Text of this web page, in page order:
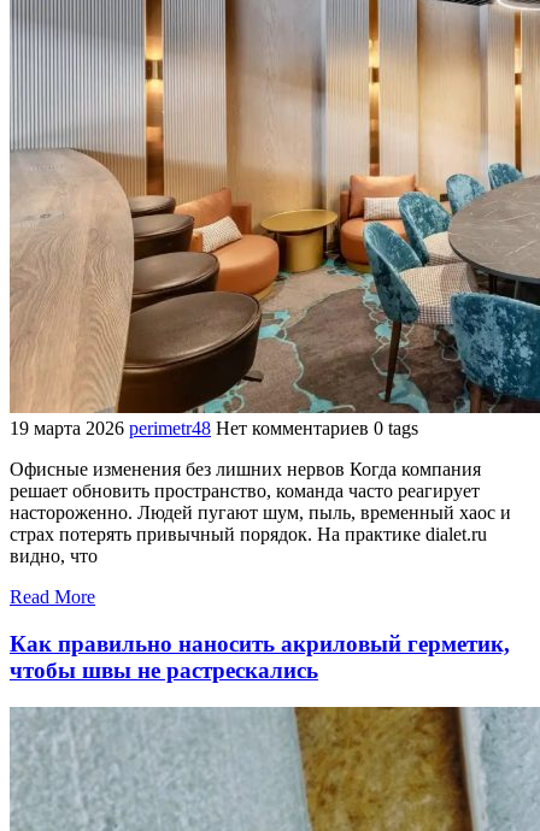
19 марта 2026 perimetr48 Нет комментариев 0 tags
Офисные изменения без лишних нервов Когда компания
решает обновить пространство, команда часто реагирует
настороженно. Людей пугают шум, пыль, временный хаос и
страх потерять привычный порядок. На практике dialet.ru
видно, что
Read More
Как правильно наносить акриловый герметик,
чтобы швы не растрескались